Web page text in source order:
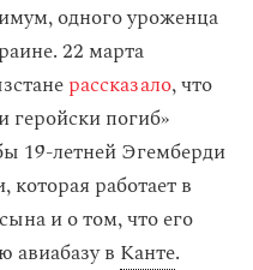
одного уроженца
22 марта
рассказало, что
геройски погиб»
19-летней Эгемберди
которая работает в
и о том, что его
авиабазу в Канте.